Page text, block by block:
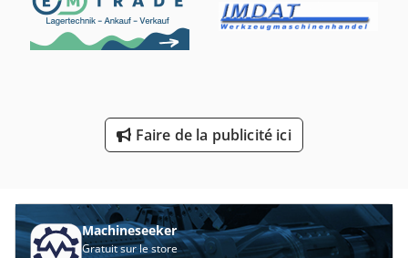
Conteneurs De Transport
Dispositif De Conduite
Ex Centre De Presse
Machine De Conditionnement
Machine De Finition
Faire de la publicité ici
Machineseeker
Gratuit sur le store